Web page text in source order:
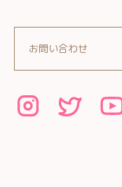
お問い合わせ